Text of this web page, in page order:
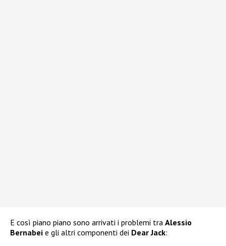
E così piano piano sono arrivati i problemi tra Alessio
Bernabei e gli altri componenti dei Dear Jack: